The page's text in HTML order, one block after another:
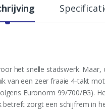
het snelle stadswerk.
van een zeer fraaie 4-takt
Euronorm 99/700/EG).
zorgt een schijfrem in